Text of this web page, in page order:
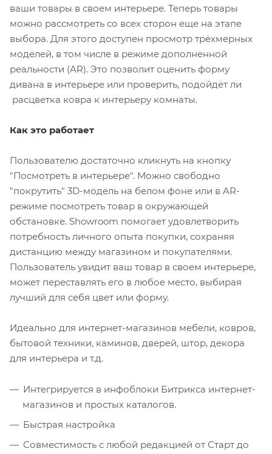
ваши товары в своем интерьере. Теперь товары
можно рассмотреть со всех сторон еще на этапе
выбора. Для этого доступен просмотр трёхмерных
моделей, в том числе в режиме дополненной
реальности (AR). Это позволит оценить форму
дивана в интерьере или проверить, подойдёт ли
расцветка ковра к интерьеру комнаты.
Как это работает
Пользователю достаточно кликнуть на кнопку
"Посмотреть в интерьере". Можно свободно
"покрутить" 3D-модель на белом фоне или в AR-
режиме посмотреть товар в окружающей
обстановке. Showroom помогает удовлетворить
потребность личного опыта покупки, сохраняя
дистанцию между магазином и покупателями.
Пользователь увидит ваш товар в своем интерьере,
может переставлять его в любое место, выбирая
лучший для себя цвет или форму.
Идеально для интернет-магазинов мебели, ковров,
бытовой техники, каминов, дверей, штор, декора
для интерьера и т.д.
Интегрируется в инфоблоки Битрикса интернет-
магазинов и простых каталогов.
Быстрая настройка
Совместимость с любой редакцией от Старт до